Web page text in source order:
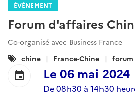
ÉVÉNEMENT
Forum d'affaires
Co-organisé avec Business France
Catégories
:
chine France-Chine forum
event Le 06 mai 2024
De 08h30 à 14h30